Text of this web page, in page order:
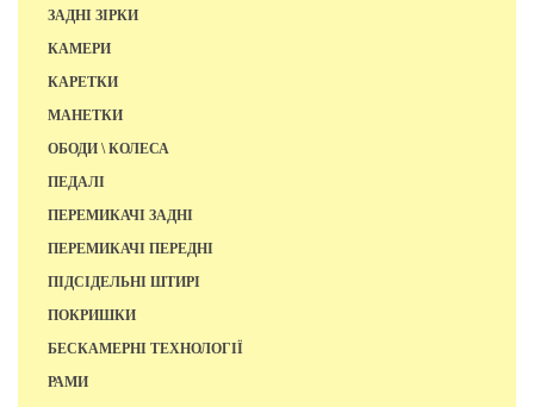
ЗАДНІ ЗІРКИ
КАМЕРИ
КАРЕТКИ
МАНЕТКИ
ОБОДИ \ КОЛЕСА
ПЕДАЛІ
ПЕРЕМИКАЧІ ЗАДНІ
ПЕРЕМИКАЧІ ПЕРЕДНІ
ПІДСІДЕЛЬНІ ШТИРІ
ПОКРИШКИ
БЕСКАМЕРНІ ТЕХНОЛОГІЇ
РАМИ